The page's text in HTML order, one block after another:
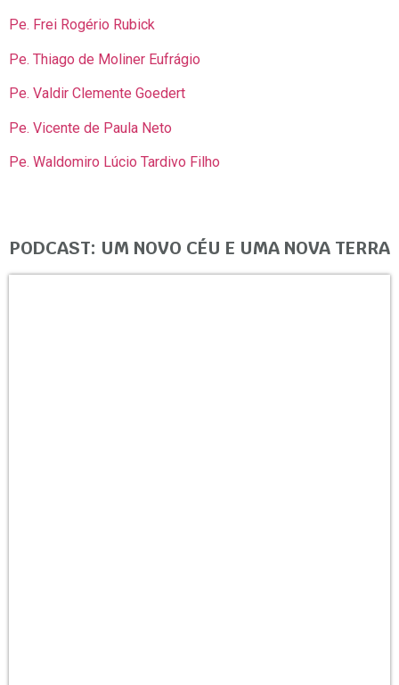
Pe. Frei Rogério Rubick
Pe. Thiago de Moliner Eufrágio
Pe. Valdir Clemente Goedert
Pe. Vicente de Paula Neto
Pe. Waldomiro Lúcio Tardivo Filho
PODCAST: UM NOVO CÉU E UMA NOVA TERRA